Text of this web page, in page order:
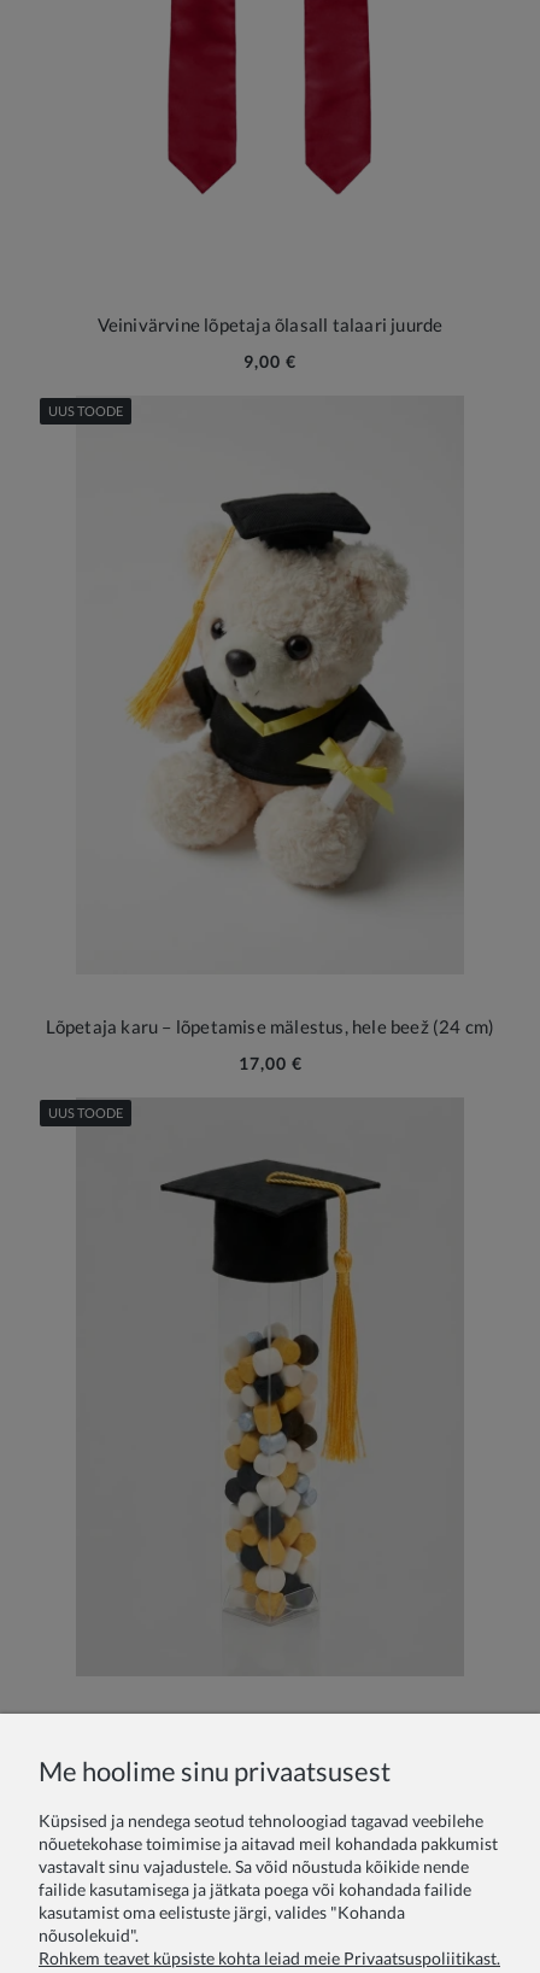
Veinivärvine lõpetaja õlasall talaari juurde
9,00 €
Lõpetaja karu – lõpetamise mälestus, hele beež (24 cm)
17,00 €
UUS TOODE
13,00 €
UUS TOODE
LISATARVIKUD
Lõpetamine – eriline hetk eluteel, mida tasub tähistada stiilselt
Loe edasi
Me hoolime sinu privaatsusest
Küpsised ja nendega seotud tehnoloogiad tagavad veebilehe
nõuetekohase toimimise ja aitavad meil kohandada pakkumist
vastavalt sinu vajadustele. Sa võid nõustuda kõikide nende
failide kasutamisega ja jätkata poega või kohandada failide
kasutamist oma eelistuste järgi, valides "Kohanda
nõusolekuid".
Rohkem teavet küpsiste kohta leiad meie Privaatsuspoliitikast.